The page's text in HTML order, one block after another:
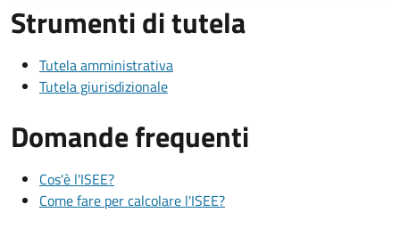
Strumenti di tutela
Tutela amministrativa
Tutela giurisdizionale
Domande frequenti
Cos'è l'ISEE?
Come fare per calcolare l'ISEE?